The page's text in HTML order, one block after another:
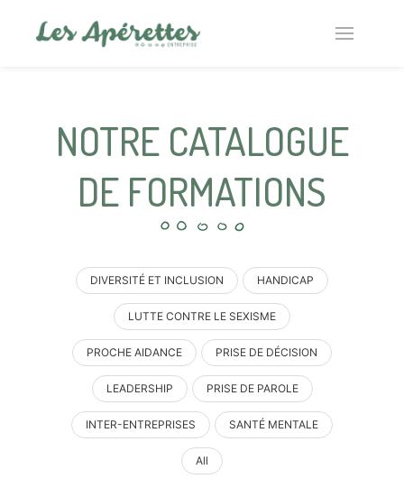
NOTRE CATALOGUE
DE FORMATIONS
DIVERSITÉ ET INCLUSION HANDICAP
LUTTE CONTRE LE SEXISME
PROCHE AIDANCE PRISE DE DÉCISION
LEADERSHIP PRISE DE PAROLE
INTER-ENTREPRISES SANTÉ MENTALE
All